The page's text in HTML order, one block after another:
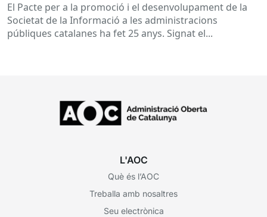
El Pacte per a la promoció i el desenvolupament de la
Societat de la Informació a les administracions
públiques catalanes ha fet 25 anys. Signat el...
L'AOC
Què és l’AOC
Treballa amb nosaltres
Seu electrònica